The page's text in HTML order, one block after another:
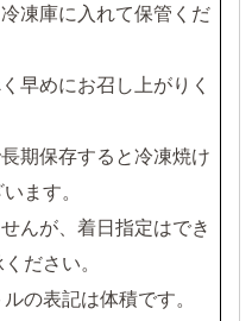
凍庫に入れて保管くだ
早めにお召し上がりく
期保存すると冷凍焼け
ます。
んが、着日指定はでき
ださい。
の表記は体積です。